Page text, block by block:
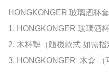
HONGKONGER 玻璃酒杯
1. HONGKONGER 玻璃酒
2. 木杯墊（隨機款式 如需
3. HONGKONGER  木盒 （